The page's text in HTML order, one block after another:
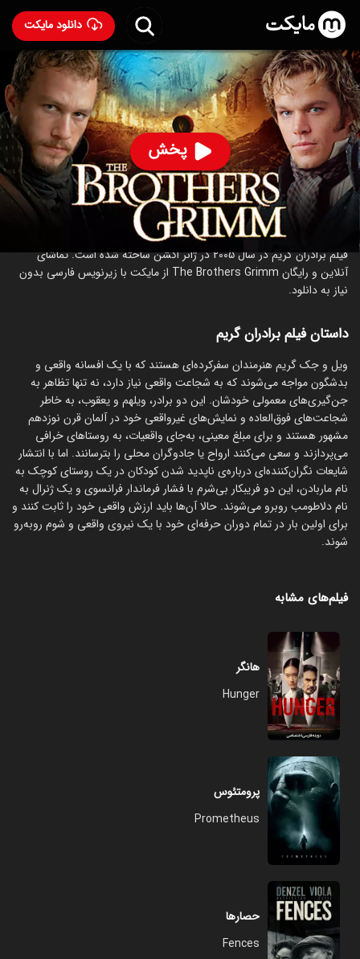
دانلود مایکت
پخش
فیلم برادران گریم- The Brothers Grimm 2005
۴۶ 93% ۵.۹
ساخت جمهوری چک سال 2005
رده سنی ۱۳+
اکشن
ماجراجویی کمدی
درباره فیلم برادران گریم
فیلم برادران گریم در سال 2005 در ژانر اکشن ساخته شده است. تماشای
آنلاین و رایگان The Brothers Grimm از مایکت با زیرنویس فارسی بدون
نیاز به دانلود.
داستان فیلم برادران گریم
ویل و جک گریم هنرمندان سفرکرده‌ای هستند که با یک افسانه واقعی و
بدشگون مواجه می‌شوند که به شجاعت واقعی نیاز دارد، نه تنها تظاهر به
جن‌گیری‌های معمولی خودشان. این دو برادر، ویلهم و یعقوب، به خاطر
شجاعت‌های فوق‌العاده و نمایش‌های غیرواقعی خود در آلمان قرن نوزدهم
مشهور هستند و برای مبلغ معینی، به‌جای واقعیات، به روستاهای خرافی
می‌پردازند و سعی می‌کنند ارواح یا جادوگران محلی را بترسانند. اما با انتشار
شایعات نگران‌کننده‌ای درباره‌ی ناپدید شدن کودکان در یک روستای کوچک به
نام ماربادن، این دو فریبکار بی‌شرم با فشار فرماندار فرانسوی و یک ژنرال به
نام دلاطومب روبرو می‌شوند. حالا آن‌ها باید ارزش واقعی خود را ثابت کنند و
برای اولین بار در تمام دوران حرفه‌ای خود با یک نیروی واقعی و شوم روبه‌رو
شوند.
فیلم‌های مشابه
هانگر
Hunger
پرومتئوس
Prometheus
حصارها
Fences